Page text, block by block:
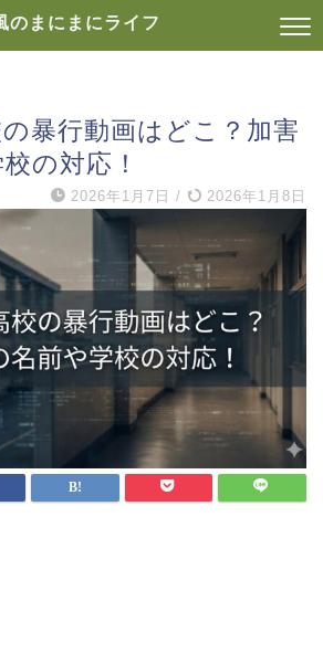
のまにまにライフ
暴行動画はどこ？加害
の対応！
2026年1月7日 / 2026年1月8日